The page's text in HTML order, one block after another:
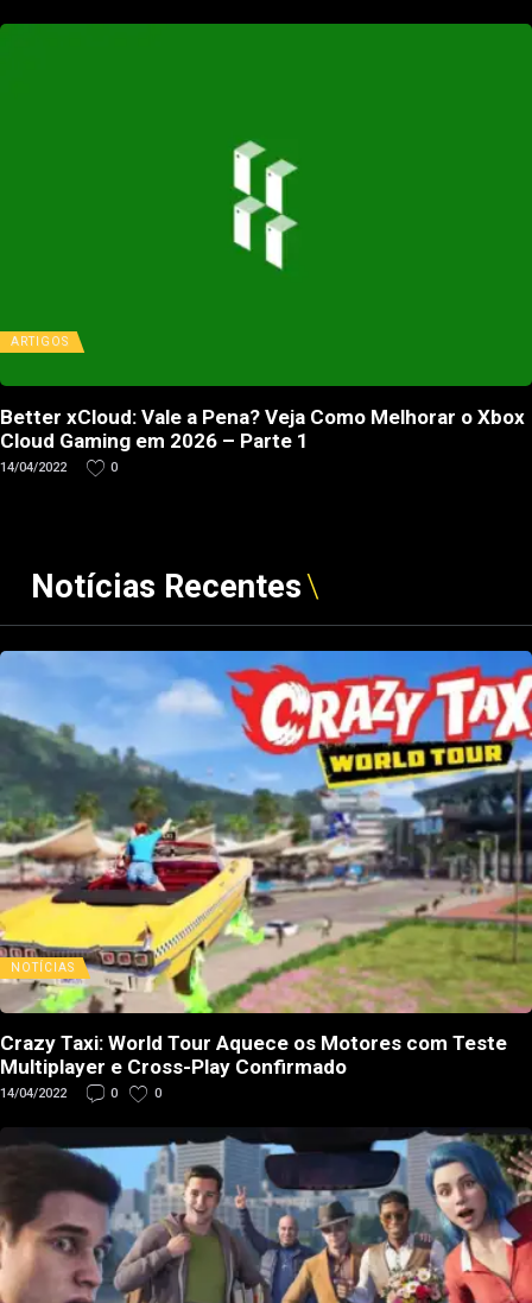
ARTIGOS
Better xCloud: Vale a Pena? Veja Como Melhorar o Xbox
Cloud Gaming em 2026 – Parte 1
14/04/2022 0
Notícias Recentes
NOTÍCIAS
Crazy Taxi: World Tour Aquece os Motores com Teste
Multiplayer e Cross-Play Confirmado
14/04/2022 0 0